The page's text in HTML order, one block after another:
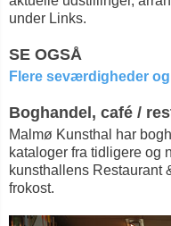
under Links.
SE OGSÅ
Flere seværdigheder
Boghandel, café /
Malmø Kunsthal har
kataloger fra tidligere og
kunsthallens Restaurant
frokost.